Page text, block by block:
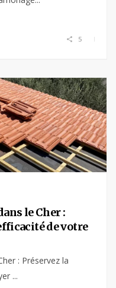
5
le Cher :
de votre
: Préservez la
...